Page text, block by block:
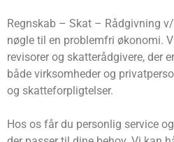
Regnskab – Skat – Rådgivning
nøgle til en problemfri økonomi.
revisorer og skatterådgivere, der
både virksomheder og
og skatteforpligtelser.
Hos os får du personlig service